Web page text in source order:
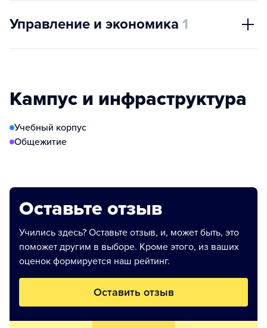
Управление и экономика 1
Кампус и инфраструктура
Учебный корпус
Общежитие
Оставьте отзыв
Учились здесь? Оставьте отзыв, и, может быть, это
поможет другим в выборе. Кроме этого, из ваших
оценок формируется наш рейтинг.
Оставить отзыв